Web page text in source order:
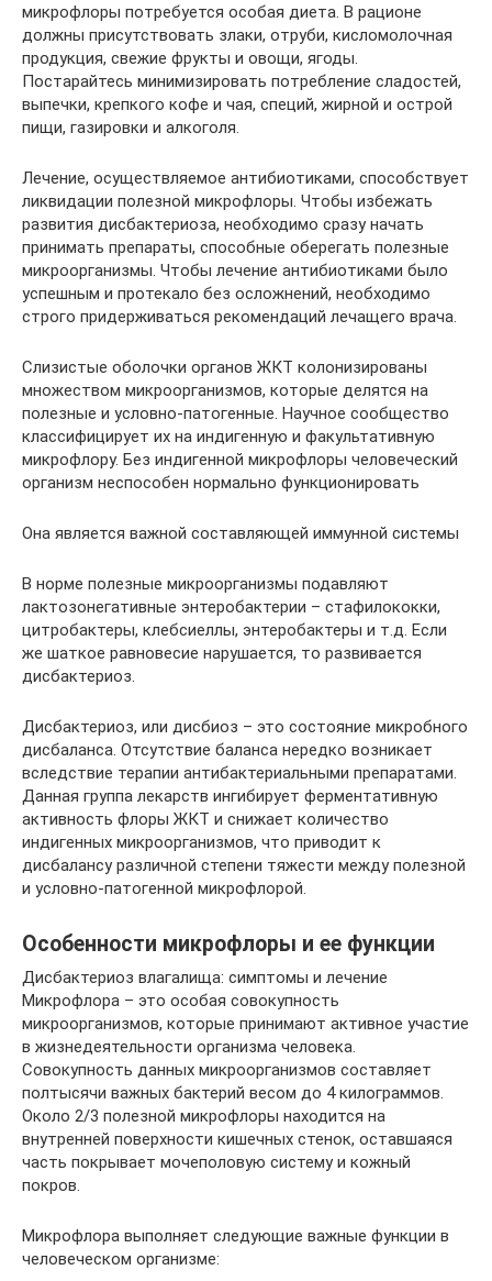
микрофлоры потребуется особая диета. В рационе
должны присутствовать злаки, отруби, кисломолочная
продукция, свежие фрукты и овощи, ягоды.
Постарайтесь минимизировать потребление сладостей,
выпечки, крепкого кофе и чая, специй, жирной и острой
пищи, газировки и алкоголя.
Лечение, осуществляемое антибиотиками, способствует
ликвидации полезной микрофлоры. Чтобы избежать
развития дисбактериоза, необходимо сразу начать
принимать препараты, способные оберегать полезные
микроорганизмы. Чтобы лечение антибиотиками было
успешным и протекало без осложнений, необходимо
строго придерживаться рекомендаций лечащего врача.
Слизистые оболочки органов ЖКТ колонизированы
множеством микроорганизмов, которые делятся на
полезные и условно-патогенные. Научное сообщество
классифицирует их на индигенную и факультативную
микрофлору. Без индигенной микрофлоры человеческий
организм неспособен нормально функционировать
Она является важной составляющей иммунной системы
В норме полезные микроорганизмы подавляют
лактозонегативные энтеробактерии – стафилококки,
цитробактеры, клебсиеллы, энтеробактеры и т.д. Если
же шаткое равновесие нарушается, то развивается
дисбактериоз.
Дисбактериоз, или дисбиоз – это состояние микробного
дисбаланса. Отсутствие баланса нередко возникает
вследствие терапии антибактериальными препаратами.
Данная группа лекарств ингибирует ферментативную
активность флоры ЖКТ и снижает количество
индигенных микроорганизмов, что приводит к
дисбалансу различной степени тяжести между полезной
и условно-патогенной микрофлорой.
Особенности микрофлоры и ее функции
Дисбактериоз влагалища: симптомы и лечение
Микрофлора – это особая совокупность
микроорганизмов, которые принимают активное участие
в жизнедеятельности организма человека.
Совокупность данных микроорганизмов составляет
полтысячи важных бактерий весом до 4 килограммов.
Около 2/3 полезной микрофлоры находится на
внутренней поверхности кишечных стенок, оставшаяся
часть покрывает мочеполовую систему и кожный
покров.
Микрофлора выполняет следующие важные функции в
человеческом организме: